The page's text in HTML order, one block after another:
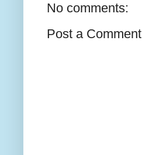
No comments:
Post a Comment